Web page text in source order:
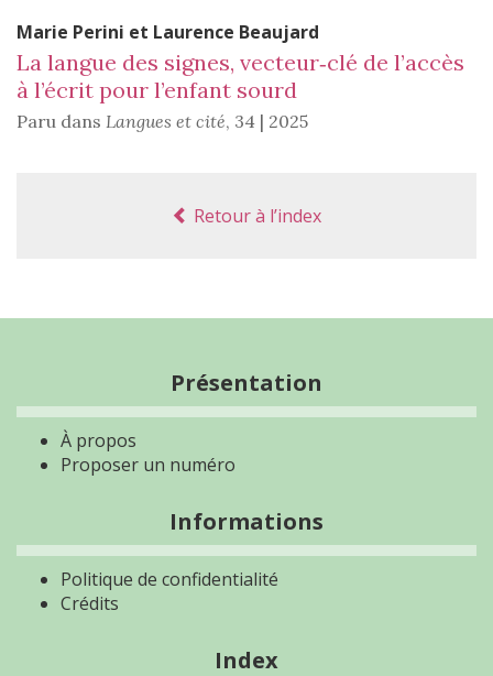
Marie Perini et Laurence Beaujard
La langue des signes, vecteur‑clé de l’accès
à l’écrit pour l’enfant sourd
Paru dans Langues et cité, 34 | 2025
Retour à l’index
Présentation
À propos
Proposer un numéro
Informations
Politique de confidentialité
Crédits
Index